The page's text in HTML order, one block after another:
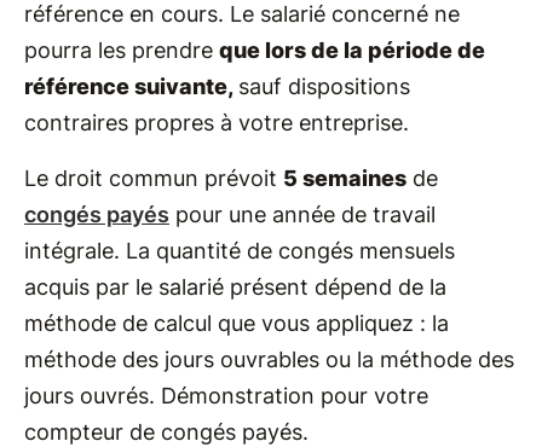
référence en cours. Le salarié concerné ne
pourra les prendre que lors de la période de
référence suivante, sauf dispositions
contraires propres à votre entreprise.
Le droit commun prévoit 5 semaines de
congés payés pour une année de travail
intégrale. La quantité de congés mensuels
acquis par le salarié présent dépend de la
méthode de calcul que vous appliquez : la
méthode des jours ouvrables ou la méthode des
jours ouvrés. Démonstration pour votre
compteur de congés payés.